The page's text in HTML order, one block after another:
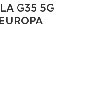
G35 5G